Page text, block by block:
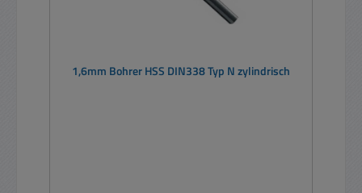
1,6mm Bohrer HSS DIN338 Typ N zylindrisch